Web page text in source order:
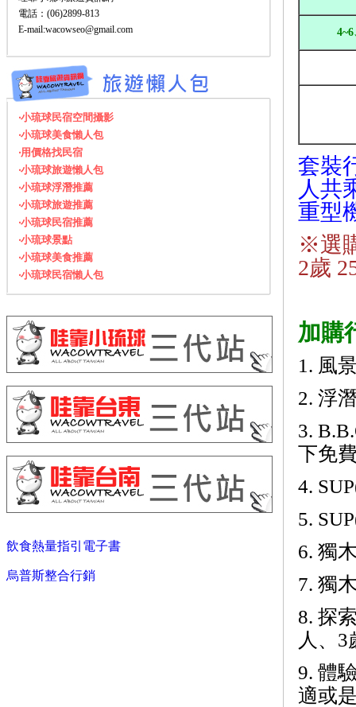
電話：(06)2899-813
E-mail:wacowseo@gmail.com
‧小琉球民宿空間攝影
‧小琉球美食懶人包
‧用價格找民宿
‧小琉球旅遊懶人包
‧小琉球浮潛推薦
‧小琉球旅遊推薦
‧小琉球民宿推薦
‧小琉球景點
‧小琉球美食推薦
‧小琉球民宿懶人包
飲食熱量指引電子書
烏普斯整合行銷
套裝
人共
重型
※選
2歲
加購
1. 風
2. 浮
3.
下免
4.
5.
6. 獨
7. 獨
8. 探
人、3
9. 體
適或